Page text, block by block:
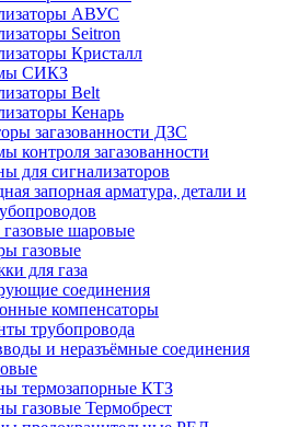
АВУС
Seitron
Кристалл
СИКЗ
Belt
Кенарь
загазованности ДЗС
контроля загазованности
для сигнализаторов
запорная арматура, детали и
шаровые
газовые
для газа
соединения
компенсаторы
трубопровода
и неразъёмные соединения
термозапорные КТЗ
газовые Термобрест